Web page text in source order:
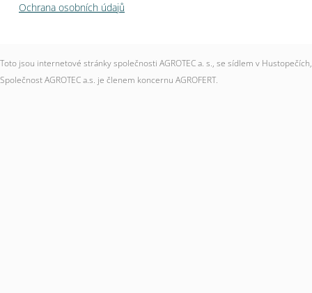
Ochrana osobních údajů
Toto jsou internetové stránky společnosti AGROTEC a. s., se sídlem v
Společnost AGROTEC a.s. je členem koncernu AGROFERT.